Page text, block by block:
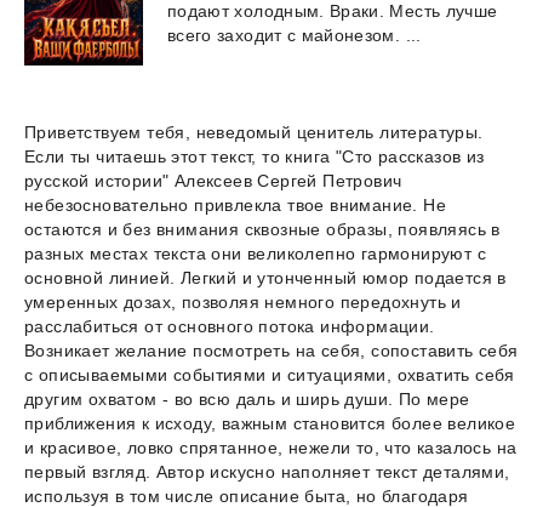
подают холодным. Враки. Месть лучше
всего заходит с майонезом.
Приветствуем тебя, неведомый ценитель литературы.
Если ты читаешь этот текст, то книга "Сто рассказов из
русской истории" Алексеев Сергей Петрович
небезосновательно привлекла твое внимание. Не
остаются и без внимания сквозные образы, появляясь в
разных местах текста они великолепно гармонируют с
основной линией. Легкий и утонченный юмор подается в
умеренных дозах, позволяя немного передохнуть и
расслабиться от основного потока информации.
Возникает желание посмотреть на себя, сопоставить себя
с описываемыми событиями и ситуациями, охватить себя
другим охватом - во всю даль и ширь души. По мере
приближения к исходу, важным становится более великое
и красивое, ловко спрятанное, нежели то, что казалось на
первый взгляд. Автор искусно наполняет текст деталями,
используя в том числе описание быта, но благодаря